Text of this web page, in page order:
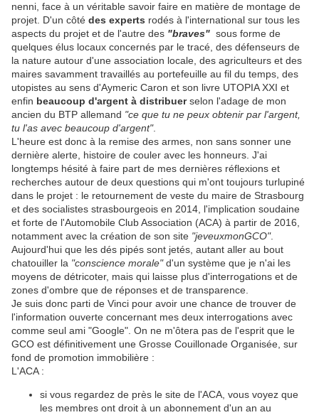
nenni, face à un véritable savoir faire en matière de montage de
projet. D'un côté des experts rodés à l'international sur tous les
aspects du projet et de l'autre des "braves" sous forme de
quelques élus locaux concernés par le tracé, des défenseurs de
la nature autour d'une association locale, des agriculteurs et des
maires savamment travaillés au portefeuille au fil du temps, des
utopistes au sens d'Aymeric Caron et son livre UTOPIA XXI et
enfin beaucoup d'argent à distribuerselon l'adage de mon
ancien du BTP allemand "ce que tu ne peux obtenir par l'argent,
tu l'as avec beaucoup d'argent".
L'heure est donc à la remise des armes, non sans sonner une
dernière alerte, histoire de couler avec les honneurs. J'ai
longtemps hésité à faire part de mes dernières réflexions et
recherches autour de deux questions qui m'ont toujours turlupiné
dans le projet : le retournement de veste du maire de Strasbourg
et des socialistes strasbourgeois en 2014, l'implication soudaine
et forte de l'Automobile Club Association (ACA) à partir de 2016,
notamment avec la création de son site "jeveuxmonGCO".
Aujourd'hui que les dés pipés sont jetés, autant aller au bout
chatouiller la "conscience morale"d'un système que je n'ai les
moyens de détricoter, mais qui laisse plus d'interrogations et de
zones d'ombre que de réponses et de transparence.
Je suis donc parti de Vinci pour avoir une chance de trouver de
l'information ouverte concernant mes deux interrogations avec
comme seul ami "Google". On ne m'ôtera pas de l'esprit que le
GCO est définitivement une Grosse Couillonade Organisée, sur
fond de promotion immobilière :
L'ACA :
si vous regardez de près le site de l'ACA, vous voyez que
les membres ont droit à un abonnement d'un an au